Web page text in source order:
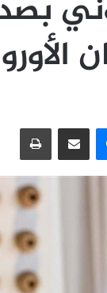
ماسنجر مشاركة عبر البريد طباعة